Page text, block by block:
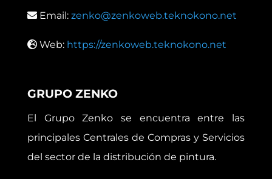
Email: zenko@zenkoweb.teknokono.net
Web: https://zenkoweb.teknokono.net
GRUPO ZENKO
El Grupo Zenko se encuentra entre las
principales Centrales de Compras y Servicios
del sector de la distribución de pintura.